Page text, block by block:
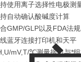
使用离子选择性电极测
自动确认酸碱度计算
GMP/GLP以及FDA法
蓝牙连接打印机和天平
mV,T/℃测量接口与*